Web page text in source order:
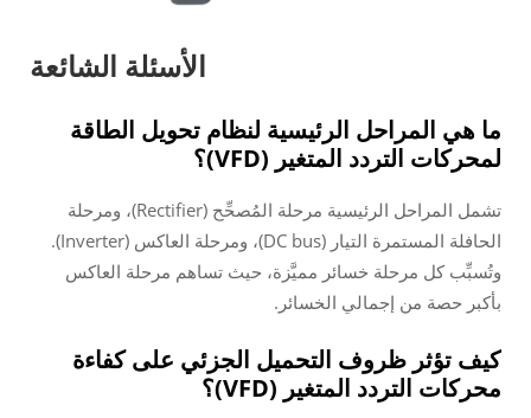
الأسئلة الشائعة
ما هي المراحل الرئيسية لنظام تحويل الطاقة
لمحركات التردد المتغير (VFD)؟
تشمل المراحل الرئيسية مرحلة المُصحِّح (Rectifier)، ومرحلة
الحافلة المستمرة التيار (DC bus)، ومرحلة العاكس (Inverter).
وتُسبِّب كل مرحلة خسائر مميَّزة، حيث تساهم مرحلة العاكس
بأكبر حصة من إجمالي الخسائر.
كيف تؤثر ظروف التحميل الجزئي على كفاءة
محركات التردد المتغير (VFD)؟